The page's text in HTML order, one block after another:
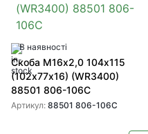
В наявності
Скоба М16х2,0 104х115
(102х77х16) (WR3400)
88501 806-106C
Артикул: 88501 806-106C